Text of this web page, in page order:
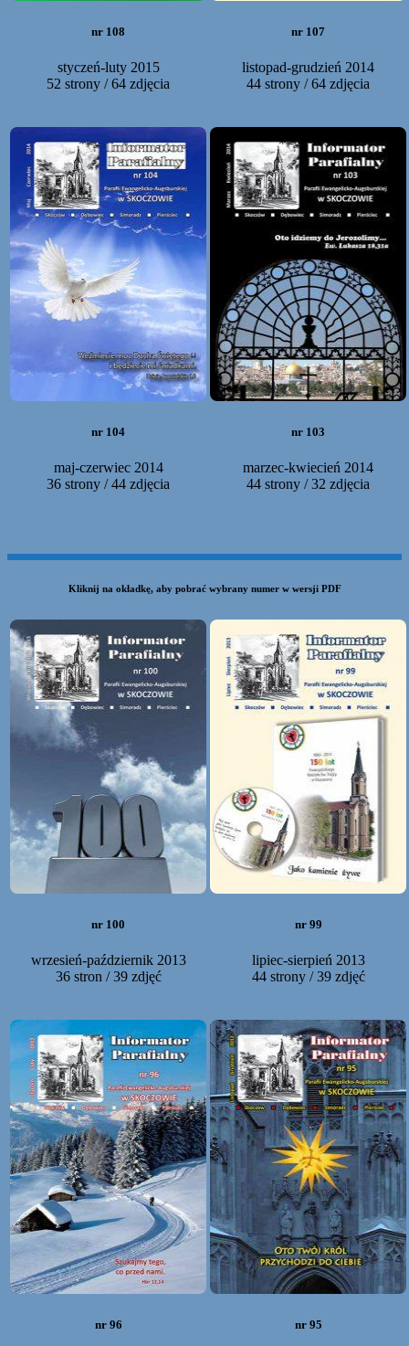
nr 108
styczeń-luty 2015
52 strony / 64 zdjęcia
nr 107
listopad-grudzień 2014
44 strony / 64 zdjęcia
nr 104
maj-czerwiec 2014
36 strony / 44 zdjęcia
nr 103
marzec-kwiecień 2014
44 strony / 32 zdjęcia
Kliknij na okładkę, aby pobrać wybrany numer w wersji PDF
nr 100
wrzesień-październik 2013
36 stron / 39 zdjęć
nr 99
lipiec-sierpień 2013
44 strony / 39 zdjęć
nr 96 nr 95